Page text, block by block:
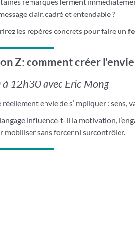
clair, cadré et entendable ?
les repères concrets pour faire un
Z: comment créer
12h30 avec Eric Mong
réellement envie de s’impliquer : sens,
influence-t-il la motivation,
mobiliser sans forcer ni surcontrôler.